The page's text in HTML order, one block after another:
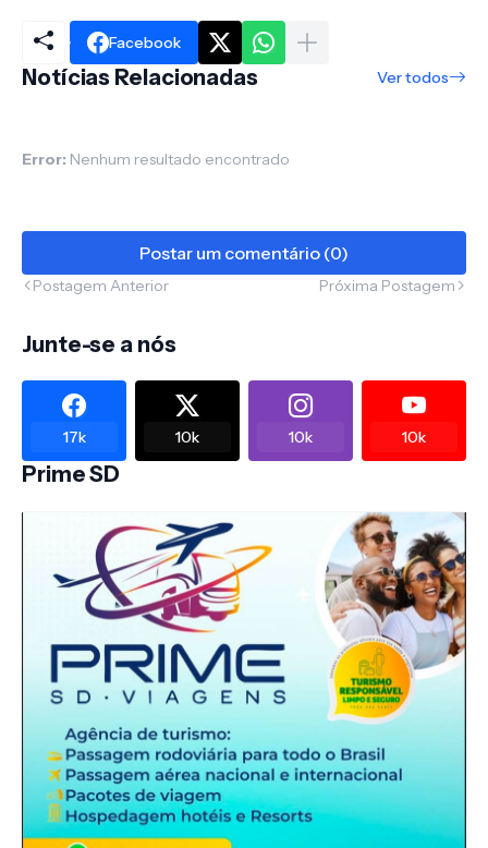
Facebook
Notícias Relacionadas Ver todos
Error: Nenhum resultado encontrado
Postar um comentário (0)
Postagem Anterior Próxima Postagem
Junte-se a nós
17k 10k 10k 10k
Prime SD